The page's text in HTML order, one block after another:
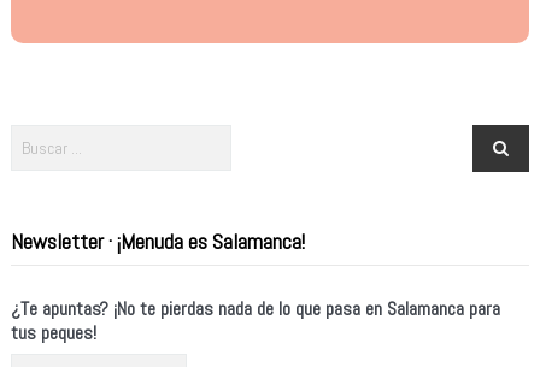
Newsletter · ¡Menuda es Salamanca!
¿Te apuntas? ¡No te pierdas nada de lo que pasa en Salamanca para
tus peques!